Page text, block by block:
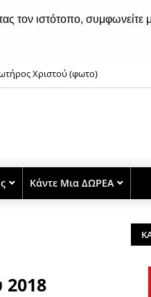
τον ιστότοπο,
Χριστού (φωτο)
Κάντε Μια ΔΩΡΕΑ
2018